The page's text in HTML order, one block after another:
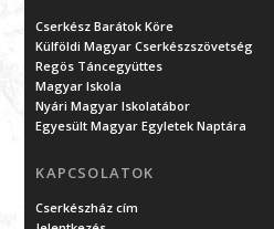
Cserkész Barátok Köre
Külföldi Magyar Cserkészszövetség
Regös Táncegyüttes
Magyar Iskola
Nyári Magyar Iskolatábor
Egyesült Magyar Egyletek Naptára
KAPCSOLATOK
Cserkészház cím